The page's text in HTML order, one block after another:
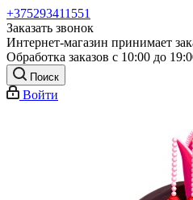
+375293411551
Заказать звонок
Интернет-магазин принимает
Обработка заказов с 10:00 до
Поиск
Войти